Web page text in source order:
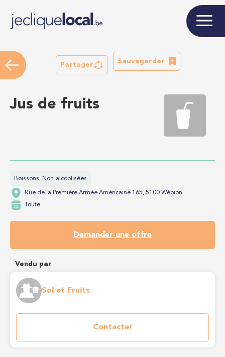
Partager
Sauvegarder
Jus de fruits
Boissons, Non-alcoolisées
Rue de la Première Armée Américaine 165, 5100 Wépion
Toute
Demander une offre
Vendu par
Sol et Fruits
Contacter